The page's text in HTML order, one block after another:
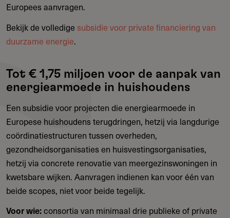
Europees aanvragen.
Bekijk de volledige subsidie voor private financiering van
duurzame energie.
Tot € 1,75 miljoen voor de aanpak van
energiearmoede in huishoudens
Een subsidie voor projecten die energiearmoede in
Europese huishoudens terugdringen, hetzij via langdurige
coördinatiestructuren tussen overheden,
gezondheidsorganisaties en huisvestingsorganisaties,
hetzij via concrete renovatie van meergezinswoningen in
kwetsbare wijken. Aanvragen indienen kan voor één van
beide scopes, niet voor beide tegelijk.
Voor wie:consortia van minimaal drie publieke of private